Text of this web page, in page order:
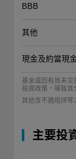
BBB
其他
現金及約當現
基金或因有尚未
投資政策，導致其
其他含不適用評等
主要投